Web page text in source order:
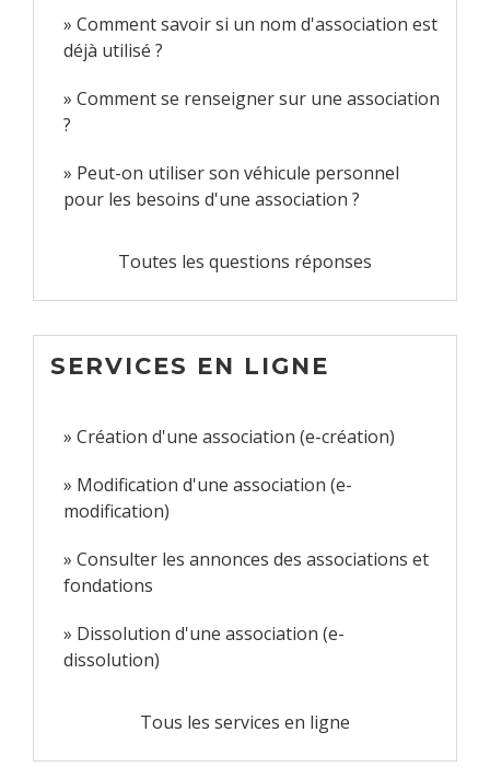
Comment savoir si un nom d'association est
déjà utilisé ?
Comment se renseigner sur une association
?
Peut-on utiliser son véhicule personnel
pour les besoins d'une association ?
Toutes les questions réponses
SERVICES EN LIGNE
Création d'une association (e-création)
Modification d'une association (e-
modification)
Consulter les annonces des associations et
fondations
Dissolution d'une association (e-
dissolution)
Tous les services en ligne